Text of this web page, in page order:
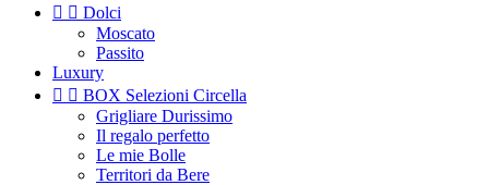
  Dolci
Moscato
Passito
Luxury
  BOX Selezioni Circella
Grigliare Durissimo
Il regalo perfetto
Le mie Bolle
Territori da Bere